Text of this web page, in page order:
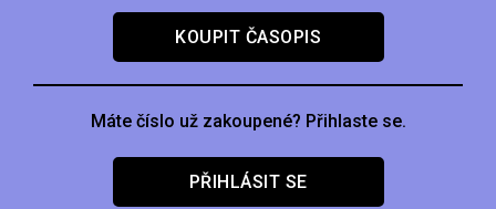
KOUPIT ČASOPIS
Máte číslo už zakoupené? Přihlaste se.
PŘIHLÁSIT SE